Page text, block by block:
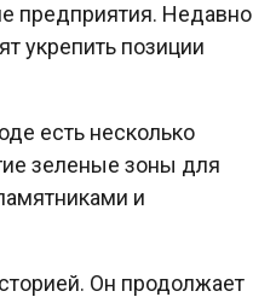
предприятия. Недавно
укрепить позиции
есть несколько
зеленые зоны для
и
Он продолжает